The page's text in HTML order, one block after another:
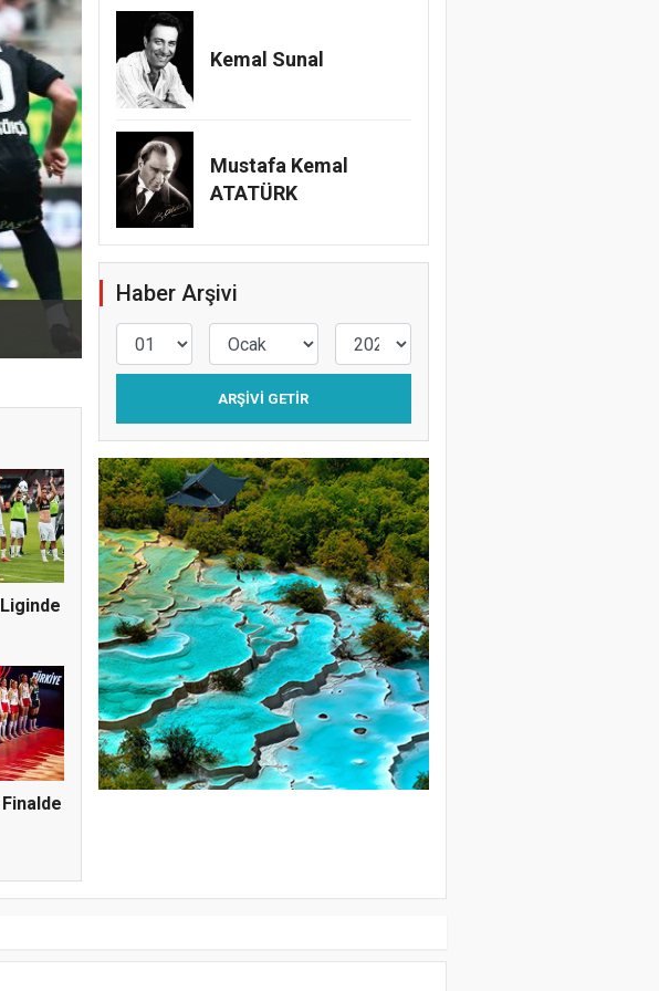
Fenerbahçe Galibiyetle Avantajı Yakaladı
Kemal Sunal
Mustafa Kemal
ATATÜRK
Haber Arşivi
ARŞIVI GETIR